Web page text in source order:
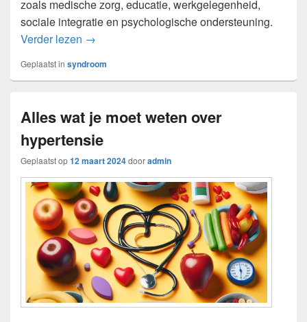
zoals medische zorg, educatie, werkgelegenheid,
sociale integratie en psychologische ondersteuning.
Verder lezen Alles wat je moet weten over het syndroom
→
Geplaatst in syndroom
Alles wat je moet weten over
hypertensie
Geplaatst op12 maart 2024dooradmin